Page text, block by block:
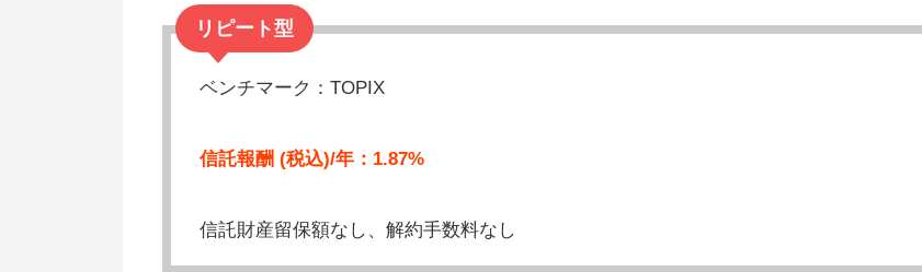
リピート型
ベンチマーク：TOPIX
信託報酬 (税込)/年：1.87%
信託財産留保額なし、解約手数料なし